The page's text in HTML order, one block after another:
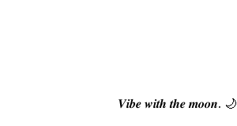
𝑽𝒊𝒃𝒆 𝒘𝒊𝒕𝒉 𝒕𝒉𝒆 𝒎𝒐𝒐𝒏. 🌙